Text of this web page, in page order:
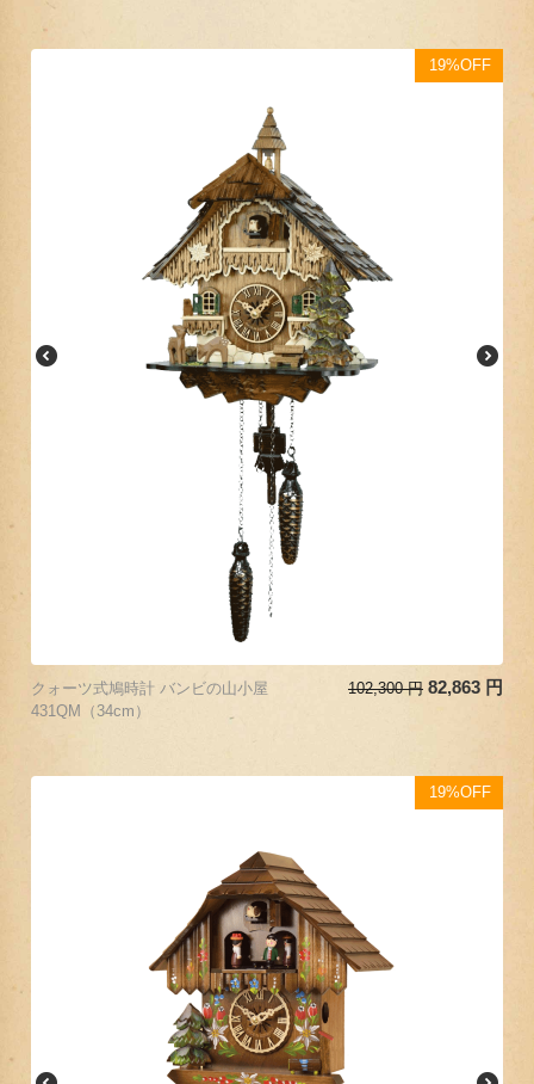
19%OFF
クォーツ式鳩時計 バンビの山小屋
431QM（34cm）
102,300 円 82,863 円
19%OFF